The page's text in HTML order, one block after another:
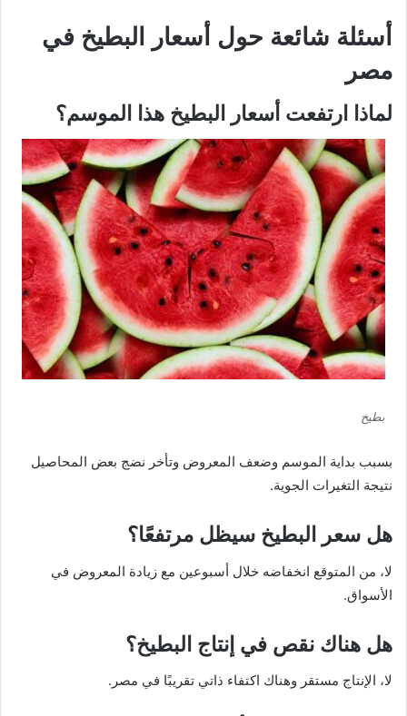
أسئلة شائعة حول أسعار البطيخ في
مصر
لماذا ارتفعت أسعار البطيخ هذا الموسم؟
بطيخ
بسبب بداية الموسم وضعف المعروض وتأخر نضج بعض المحاصيل
نتيجة التغيرات الجوية.
هل سعر البطيخ سيظل مرتفعًا؟
لا، من المتوقع انخفاضه خلال أسبوعين مع زيادة المعروض في
الأسواق.
هل هناك نقص في إنتاج البطيخ؟
لا، الإنتاج مستقر وهناك اكتفاء ذاتي تقريبًا في مصر.